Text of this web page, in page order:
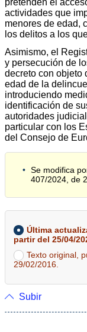
pretenden el
actividades que
menores de edad,
los delitos a los
Asimismo, el
y persecución de
decreto con objeto
edad de la
introduciendo
identificación de
autoridades
particular con los
del Consejo de
Se modifica
407/2024, de
Última
partir del 25/04/
Texto original,
29/02/2016.
Subir